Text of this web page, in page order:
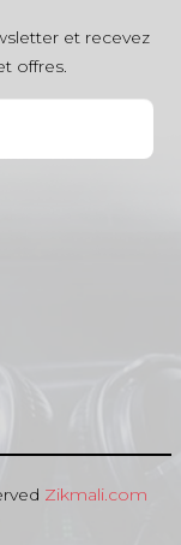
et recevez
offres.
Zikmali.com